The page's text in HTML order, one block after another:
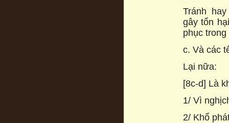
Tránh
gây tổn
phục trong
c. Và các
Lại nữa:
[8c-d] Là
1/ Vì
2/ Khổ